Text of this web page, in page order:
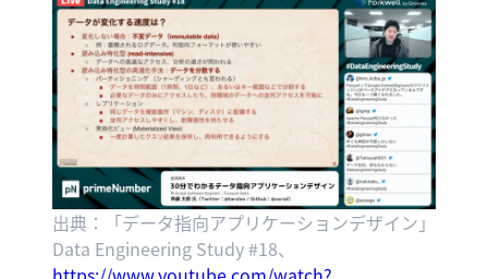
出典：「データ指向アプリケーションデザイン」
Data Engineering Study #18、